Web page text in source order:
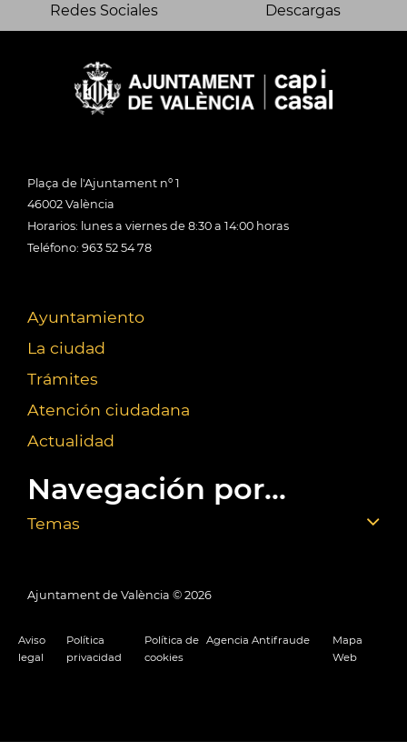
Redes Sociales Descargas
Plaça de l'Ajuntament nº 1
46002 València
Horarios: lunes a viernes de 8:30 a 14:00 horas
Teléfono: 963 52 54 78
Ayuntamiento
La ciudad
Trámites
Atención ciudadana
Actualidad
Navegación por...
Temas
Ajuntament de València © 2026
Aviso
legal
Política
privacidad
Política de
cookies
Agencia Antifraude
Mapa
Web